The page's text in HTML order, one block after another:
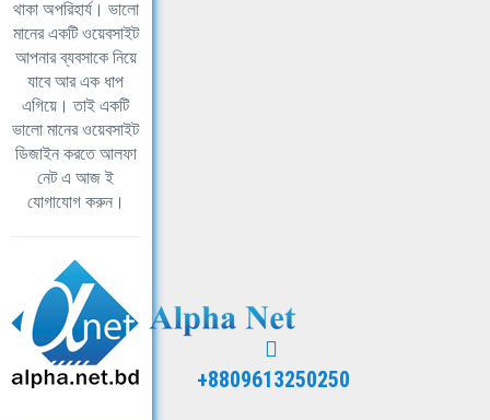
থাকা অপরিহার্য। ভালো
মানের একটি ওয়েবসাইট
আপনার ব্যবসাকে নিয়ে
যাবে আর এক ধাপ
এগিয়ে। তাই একটি
ভালো মানের ওয়েবসাইট
ডিজাইন করতে আলফা
নেট এ আজ ই
যোগাযোগ করুন।
+8809613250250